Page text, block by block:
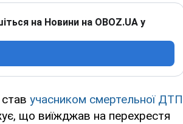
на Новини на OBOZ.UA у
учасником смертельної ДТП
що виїжджав на перехрестя